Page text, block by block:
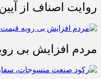
روایت اصناف از
مردم افزایش بی